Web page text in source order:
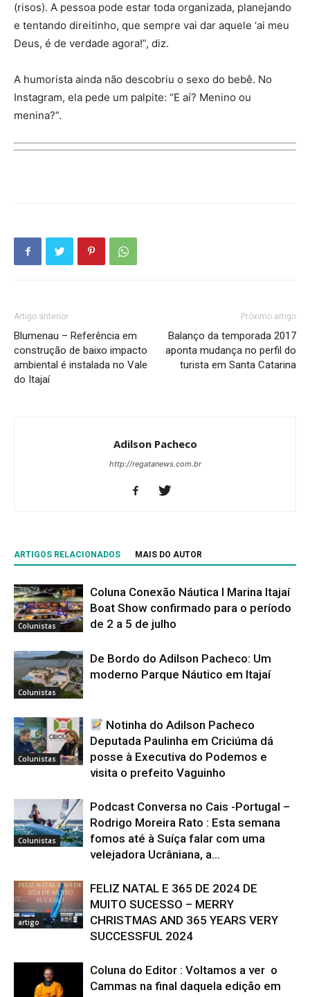
(risos). A pessoa pode estar toda organizada, planejando
e tentando direitinho, que sempre vai dar aquele ‘ai meu
Deus, é de verdade agora!”, diz.
A humorista ainda não descobriu o sexo do bebê. No
Instagram, ela pede um palpite: “E aí? Menino ou
menina?”.
Artigo anterior
Blumenau – Referência em
construção de baixo impacto
ambiental é instalada no Vale
do Itajaí
Próximo artigo
Balanço da temporada 2017
aponta mudança no perfil do
turista em Santa Catarina
Adilson Pacheco
http://regatanews.com.br
ARTIGOS RELACIONADOS MAIS DO AUTOR
Colunistas
Coluna Conexão Náutica l Marina Itajaí
Boat Show confirmado para o período
de 2 a 5 de julho
Colunistas
De Bordo do Adilson Pacheco: Um
moderno Parque Náutico em Itajaí
Colunistas
Notinha do Adilson Pacheco
Deputada Paulinha em Criciúma dá
posse à Executiva do Podemos e
visita o prefeito Vaguinho
Colunistas
Podcast Conversa no Cais -Portugal –
Rodrigo Moreira Rato : Esta semana
fomos até à Suíça falar com uma
velejadora Ucrâniana, a...
artigo
FELIZ NATAL E 365 DE 2024 DE
MUITO SUCESSO – MERRY
CHRISTMAS AND 365 YEARS VERY
SUCCESSFUL 2024
Coluna do Editor : Voltamos a ver o
Cammas na final daquela edição em